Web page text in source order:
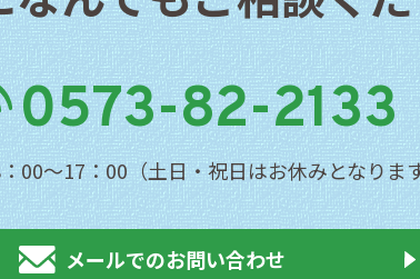
0573-82-2133
00〜17：00（土日・祝日はお休みとなりま
メールでのお問い合わせ